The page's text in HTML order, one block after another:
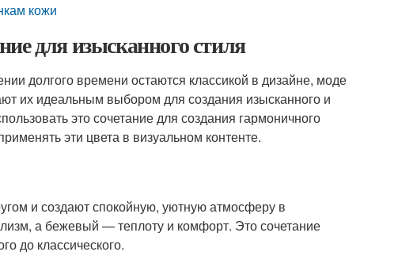
кожи
для изысканного стиля
долгого времени остаются классикой в дизайне, моде
их идеальным выбором для создания изысканного и
это сочетание для создания гармоничного
эти цвета в визуальном контенте.
и создают спокойную, уютную атмосферу в
а бежевый — теплоту и комфорт. Это сочетание
до классического.